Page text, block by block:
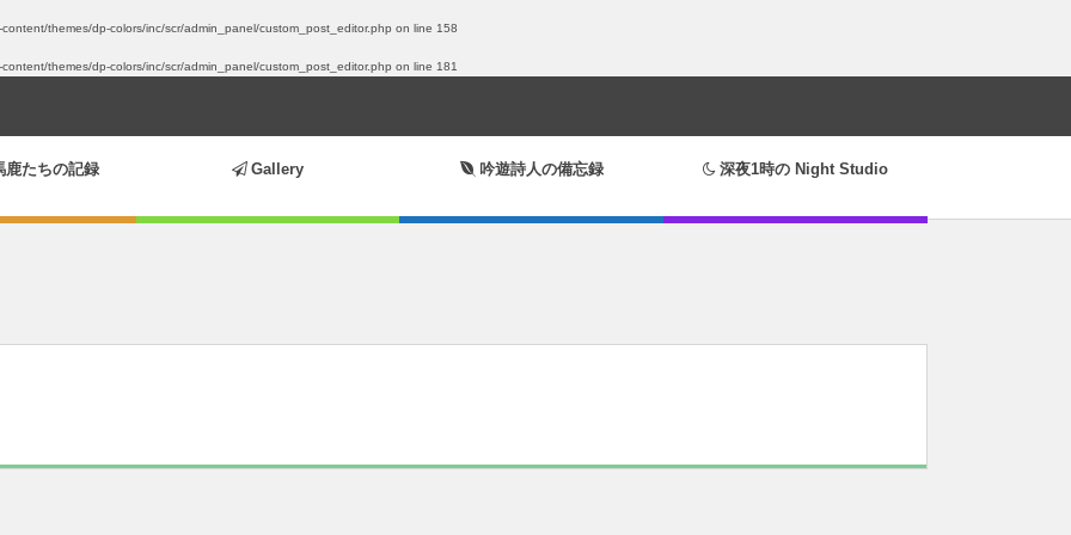
themes/dp-colors/inc/scr/admin_panel/custom_post_editor.php on line 158
themes/dp-colors/inc/scr/admin_panel/custom_post_editor.php on line 181
鹿たちの記録 Gallery 吟遊詩人の備忘録 深夜1時の Night Studio